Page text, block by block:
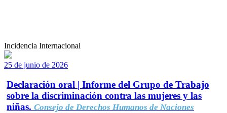
Incidencia Internacional
25 de junio de 2026
Declaración oral | Informe del Grupo de Trabajo
sobre la discriminación contra las mujeres y las
niñas. Consejo de Derechos Humanos de Naciones